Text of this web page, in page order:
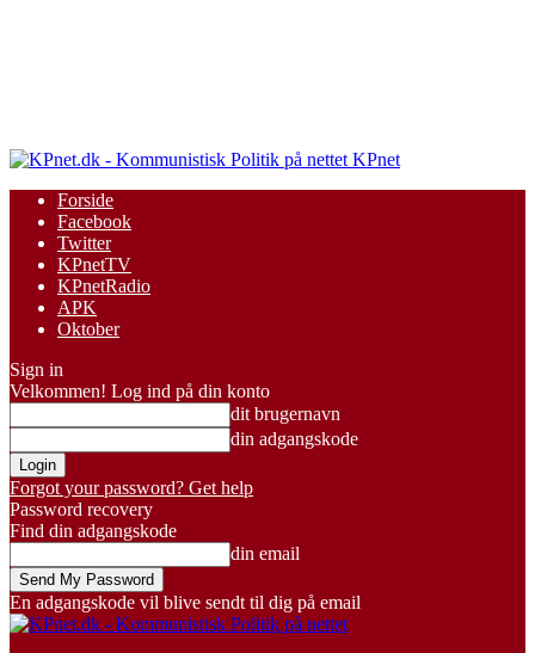
KPnet
Forside
Facebook
Twitter
KPnetTV
KPnetRadio
APK
Oktober
Sign in
Velkommen! Log ind på din konto
dit brugernavn
din adgangskode
Forgot your password? Get help
Password recovery
Find din adgangskode
din email
En adgangskode vil blive sendt til dig på email